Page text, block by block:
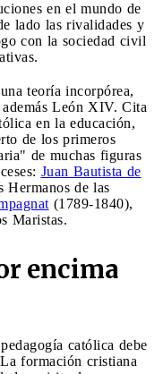
en el mundo de
lado las rivalidades y
con la sociedad civil
teoría incorpórea,
León XIV. Cita
en la educación,
de los primeros
de muchas figuras
Juan Bautista de
Hermanos de las
(1789-1840),
Maristas.
encima
católica debe
formación cristiana